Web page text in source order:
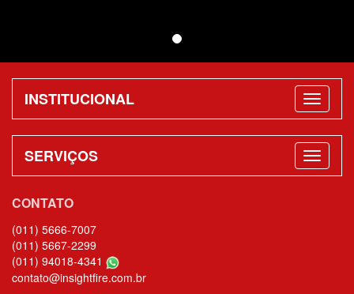
INSTITUCIONAL
SERVIÇOS
CONTATO
(011) 5666-7007
(011) 5667-2299
(011) 94018-4341
contato@insightfire.com.br